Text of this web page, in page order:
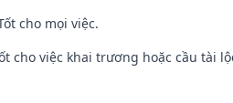
cho mọi việc.
cho việc khai trương hoặc cầu tài